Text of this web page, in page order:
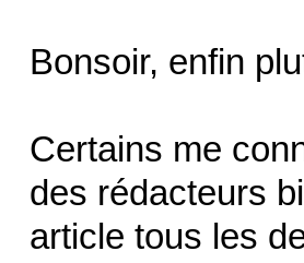
Bonsoir, enfin
Certains me
des rédacteurs
article tous les